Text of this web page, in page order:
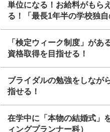
単位になる！お給料がもら
る！「最長1年半の学校独
習」
「検定ウィーク制度」があ
資格取得を目指せる！
ブライダルの勉強をしなが
指せる！
在学中に「本物の結婚式」
ィングプランナー科）